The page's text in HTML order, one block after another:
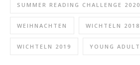
SUMMER READING CHALLENGE 2020
WEIHNACHTEN WICHTELN 2018
WICHTELN 2019 YOUNG ADULT